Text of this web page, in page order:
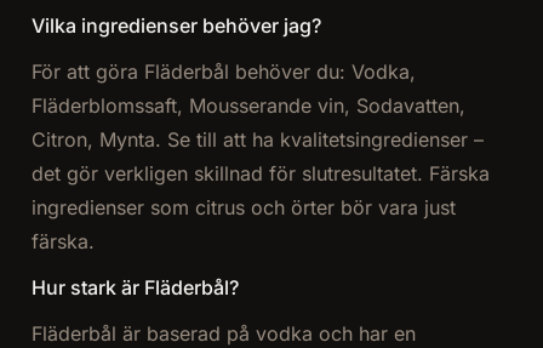
Vilka ingredienser behöver jag?
För att göra Fläderbål behöver du: Vodka,
Fläderblomssaft, Mousserande vin, Sodavatten,
Citron, Mynta. Se till att ha kvalitetsingredienser –
det gör verkligen skillnad för slutresultatet. Färska
ingredienser som citrus och örter bör vara just
färska.
Hur stark är Fläderbål?
Fläderbål är baserad på vodka och har en